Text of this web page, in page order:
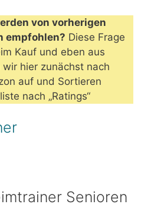
von vorherigen
empfohlen? Diese Frage
Kauf und eben aus
hier zunächst nach
auf und Sortieren
nach „Ratings“
Senioren